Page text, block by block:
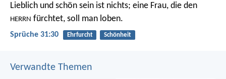
Lieblich und schön sein ist nichts; eine Frau, die den
HERRN fürchtet, soll man loben.
Sprüche 31:30 Ehrfurcht Schönheit
Verwandte Themen